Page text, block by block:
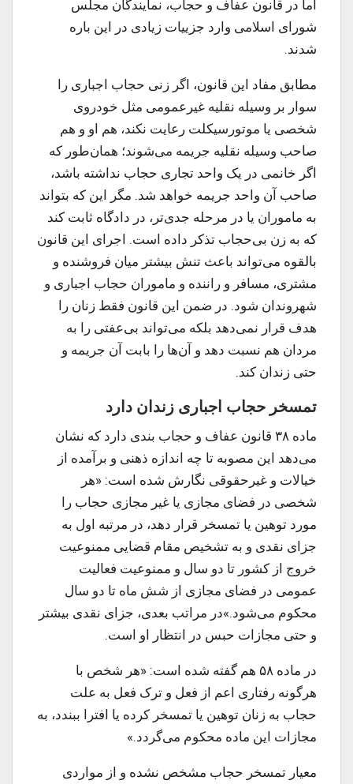
اما در قانون عفاف و حجاب، نمایندگان مجلس
شورای اسلامی وارد جزییات زیادی در این باره
شدند.
مطابق مفاد این قانون، اگر زنی حجاب اجباری را
سوار بر وسیله نقلیه غیرعمومی مثل خودروی
شخصی یا موتورسیکلت رعایت نکند، هم او و هم
صاحب وسیله نقلیه جریمه می‌شوند؛ همان‌طور که
اگر خانمی در یک واحد تجاری حجاب نداشته باشد،
صاحب آن واحد جریمه خواهد شد. مگر این که بتواند
به ماموران یا در مرحله جدی‌تر، در دادگاه ثابت کند
که به زن بی‌حجاب تذکر داده است. اجرای این قانون
بالقوه می‌تواند باعث تنش بیشتر میان فروشنده و
مشتری، مسافر و راننده و ماموران حجاب اجباری و
شهروندان شود. در ضمن این قانون فقط زنان را
هدف قرار نمی‌دهد بلکه می‌تواند بی‌عفتی را به
مردان هم نسبت دهد و آن‌ها را بابت آن جریمه و
حتی زندان کند.
تمسخر حجاب اجباری زندان دارد
ماده ۳۸ قانون عفاف و حجاب بندی دارد که نشان
می‌دهد این مصوبه تا چه اندازه ذهنی و برآمده از
خیالات و غیرحقوقی نگارش شده است: «هر
شخصی در فضای مجازی یا غیر مجازی حجاب را
مورد توهین یا تمسخر قرار دهد، در مرتبه اول به
جزای نقدی و به تشخیص مقام قضایی ممنوعیت
خروج از کشور تا دو سال و ممنوعیت فعالیت
عمومی در فضای مجازی از شش ماه تا دو سال
محکوم می‌شود.»در مراتب بعدی، جزای نقدی بیشتر
و حتی مجازات حبس در انتظار او است.
در ماده ۵۸ هم گفته شده است: «هر شخص با
هرگونه رفتاری اعم از فعل و ترک فعل به علت
حجاب به زنان توهین یا تمسخر کرده یا افترا ببندد، به
مجازات این ماده محکوم می‌گردد.»
معیار تمسخر حجاب مشخص نشده و از مواردی